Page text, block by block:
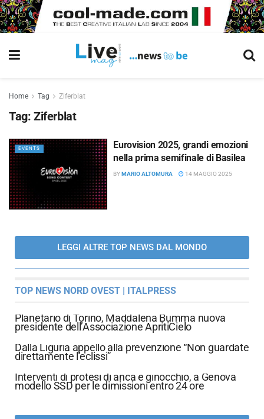
Home Tag Ziferblat
Tag: Ziferblat
EVENTS
Eurovision 2025, grandi emozioni
nella prima semifinale di Basilea
BYMARIO ALTOMURA 14 MAGGIO 2025
LEGGI ALTRE TOP NEWS DAL MONDO
TOP NEWS NORD OVEST | ITALPRESS
Planetario di Torino, Maddalena Bumma nuova
presidente dell’Associazione ApritiCielo
Dalla Liguria appello alla prevenzione “Non guardate
direttamente l’eclissi”
Interventi di protesi di anca e ginocchio, a Genova
modello SSD per le dimissioni entro 24 ore